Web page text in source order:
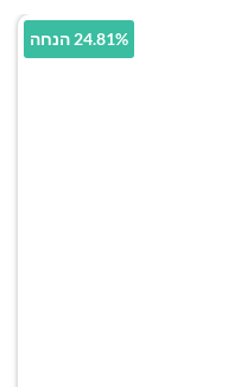
24.81% הנחה